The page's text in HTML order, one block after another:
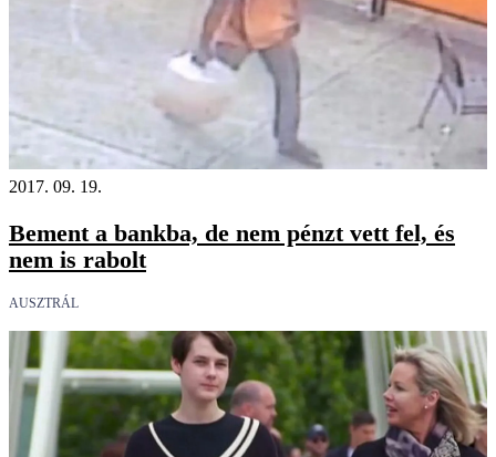
2017. 09. 19.
Bement a bankba, de nem pénzt vett fel, és
nem is rabolt
AUSZTRÁL